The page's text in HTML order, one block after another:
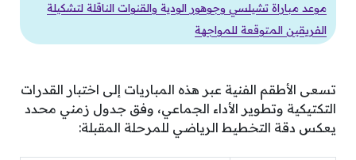
موعد مباراة تشيلسي وجوهور الودية والقنوات الناقلة لتشكيلة
الفريقين المتوقعة للمواجهة
تسعى الأطقم الفنية عبر هذه المباريات إلى اختبار القدرات
التكتيكية وتطوير الأداء الجماعي، وفق جدول زمني محدد
يعكس دقة التخطيط الرياضي للمرحلة المقبلة: